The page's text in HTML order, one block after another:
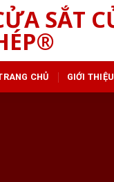
CHỦ GIỚI THIỆU